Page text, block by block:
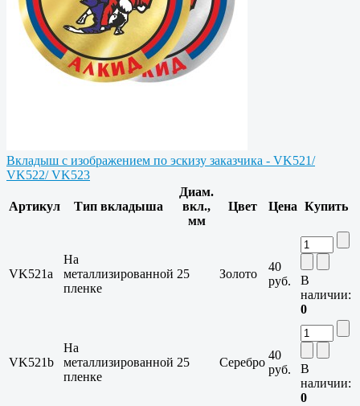
Вкладыш с изображением по эскизу заказчика - VK521/
VK522/ VK523
Артикул Тип вкладыша
Диам.
вкл.,
мм
Цвет Цена Купить
VK521a
На
металлизированной
пленке
25 Золото
40
руб.
В
наличии:
0
VK521b
На
металлизированной
пленке
25 Серебро
40
руб.
В
наличии:
0